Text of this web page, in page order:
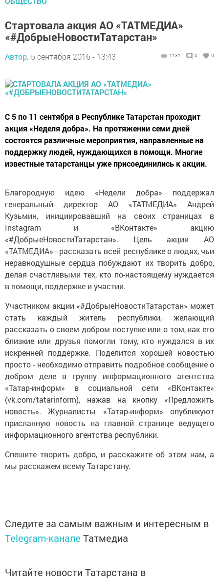
Стартовала акция АО «ТАТМЕДИА»
«#ДобрыеНовостиТатарстан»
Автор, 5 сентября 2016 - 13:43 1131 0 0
С 5 по 11 сентября в Республике Татарстан проходит
акция «Неделя добра». На протяжении семи дней
состоятся различные мероприятия, направленные на
поддержку людей, нуждающихся в помощи. Многие
известные татарстанцы уже присоединились к акции.
Благородную идею «Недели добра» поддержал
генеральный директор АО «ТАТМЕДИА» Андрей
Кузьмин, инициировавший на своих страницах в
Instagram и «ВКонтакте» акцию
«#ДобрыеНовостиТатарстан». Цель акции АО
«ТАТМЕДИА» - рассказать всей республике о людях, чьи
неравнодушные сердца побуждают их творить добро,
делая счастливыми тех, кто по-настоящему нуждается
в помощи, поддержке и участии.
Участником акции «#ДобрыеНовостиТатарстан» может
стать каждый житель республики, желающий
рассказать о своем добром поступке или о том, как его
близкие или друзья помогли тому, кто нуждался в их
искренней поддержке. Поделится хорошей новостью
просто - необходимо отправить подробное сообщение о
добром деле в группу информационного агентства
«Татар-информ» в социальной сети «ВКонтакте»
(vk.com/tatarinform), нажав на кнопку «Предложить
новость». Журналисты «Татар-информ» опубликуют
присланную новость на главной странице ведущего
информационного агентства республики.
Спешите творить добро, и расскажите об этом нам, а
мы расскажем всему Татарстану.
Следите за самым важным и интересным в
Telegram-канале Татмедиа
Читайте новости Татарстана в